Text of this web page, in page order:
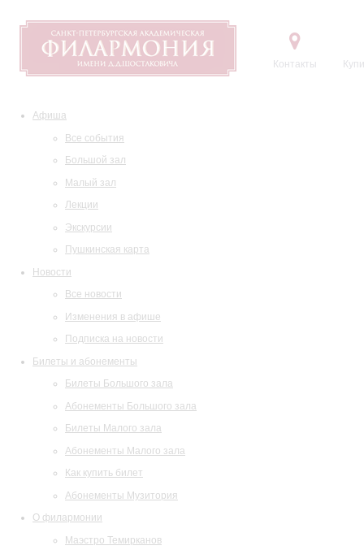
Контакты
Афиша
Все события
Большой зал
Малый зал
Лекции
Экскурсии
Пушкинская карта
Новости
Все новости
Изменения в афише
Подписка на новости
Билеты и абонементы
Билеты Большого зала
Абонементы Большого зала
Билеты Малого зала
Абонементы Малого зала
Как купить билет
Абонементы Музитория
О филармонии
Маэстро Темирканов